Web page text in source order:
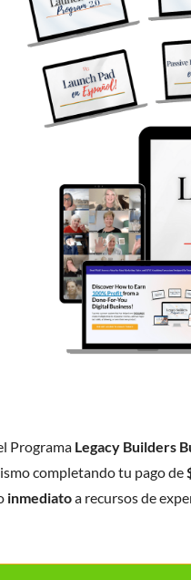
Programa Legacy Builders
completando tu pago de
inmediatoa recursos de